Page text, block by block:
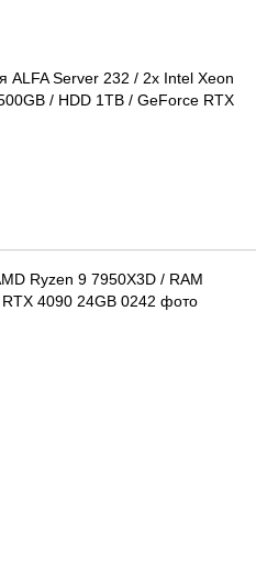
ALFA Server 232 / 2x Intel Xeon
/ HDD 1TB / GeForce RTX